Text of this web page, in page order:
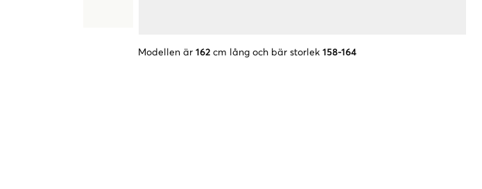
Modellen är 162 cm lång och bär storlek 158-164